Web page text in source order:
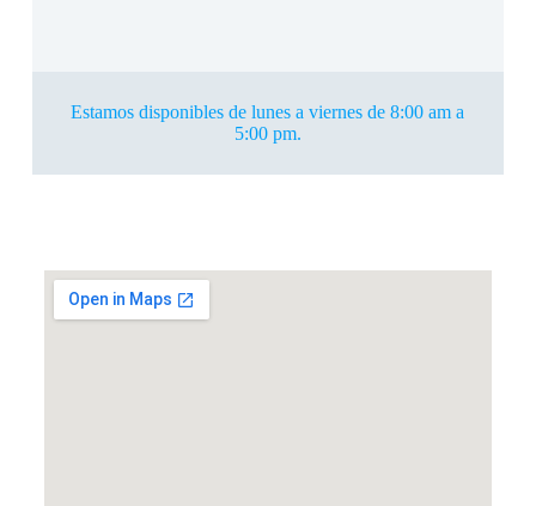
Estamos disponibles de lunes a viernes de 8:00 am a
5:00 pm.